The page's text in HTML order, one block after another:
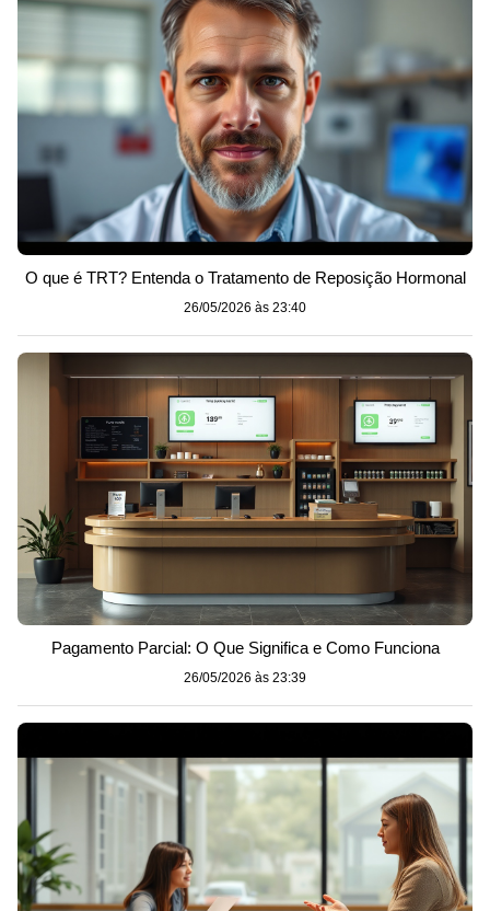
O que é TRT? Entenda o Tratamento de Reposição Hormonal
26/05/2026 às 23:40
Pagamento Parcial: O Que Significa e Como Funciona
26/05/2026 às 23:39